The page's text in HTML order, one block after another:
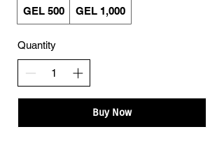
GEL 500 GEL 1,000
Quantity
Buy Now